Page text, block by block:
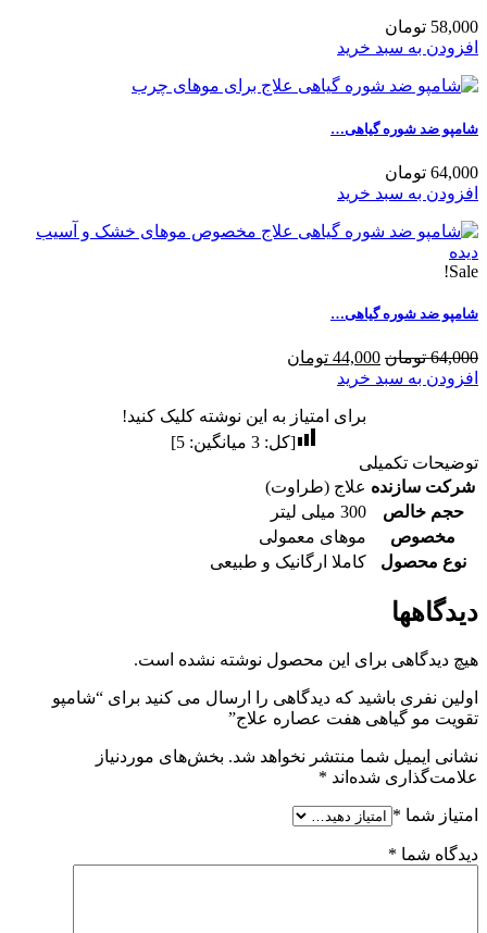
58,000 تومان
افزودن به سبد خرید
شامپو ضد شوره گیاهی…
64,000 تومان
افزودن به سبد خرید
Sale!
شامپو ضد شوره گیاهی…
64,000 تومان
44,000 تومان
افزودن به سبد خرید
برای امتیاز به این نوشته کلیک کنید!
[کل:3 میانگین:5
]
توضیحات تکمیلی
شرکت سازنده علاج (طراوت)
حجم خالص
300 میلی لیتر
مخصوص
موهای معمولی
نوع محصول
کاملا ارگانیک و طبیعی
دیدگاهها
هیچ دیدگاهی برای این محصول نوشته نشده است.
اولین نفری باشید که دیدگاهی را ارسال می کنید برای “شامپو
تقویت مو گیاهی هفت عصاره علاج”
نشانی ایمیل شما منتشر نخواهد شد. بخش‌های موردنیاز
علامت‌گذاری شده‌اند *
امتیاز شما *
دیدگاه شما *